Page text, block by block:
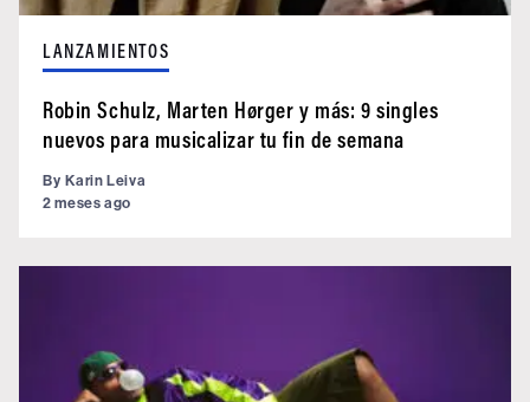
LANZAMIENTOS
Robin Schulz, Marten Hørger y más: 9 singles
nuevos para musicalizar tu fin de semana
By Karin Leiva
2 meses ago